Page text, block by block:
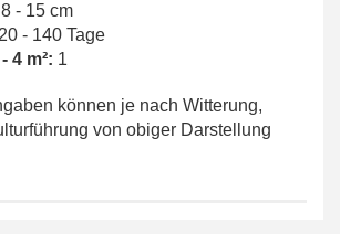
8 - 15 cm
- 140 Tage
4 m²: 1
können je nach Witterung,
von obiger Darstellung